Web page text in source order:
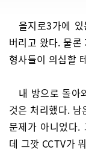
을지로3가에
버리고 왔다. 물론
형사들이 의심할
내 방으로 돌아
것은 처리했다. 남
문제가 아니었다.
데 그깟 CCTV가